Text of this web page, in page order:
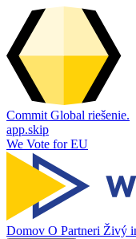
Commit Global riešenie.
app.skip
We Vote for EU
Domov O Partneri Živý